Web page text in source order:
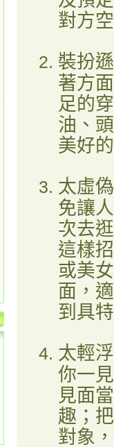
對方
裝扮
著方
足的
油、
美好
太虛
免讓
次去
這樣
或美
面，
到具
太輕
你一
見面
趣；
對象